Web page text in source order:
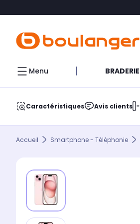
Menu BRADERIE
Caractéristiques Avis clients
Accueil Smartphone - Téléphonie